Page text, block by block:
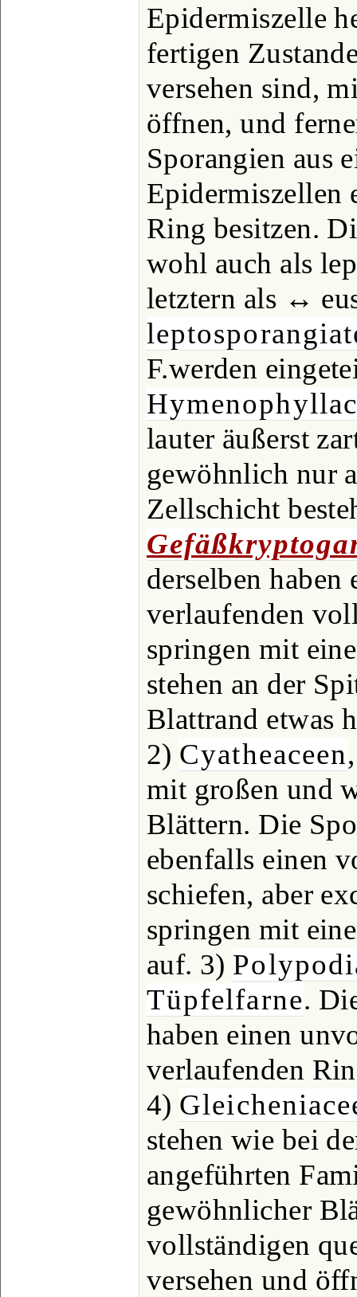
Epidermiszelle
fertigen
versehen sind,
öffnen, und
Sporangien aus
Epidermiszellen
Ring besitzen.
wohl auch als
letztern als ↔
F.werden
lauter äußerst
gewöhnlich nur
Zellschicht
derselben haben
verlaufenden
springen mit
stehen an der
Blattrand etwas
2) Cyatheaceen
mit großen und
Blättern. Die
ebenfalls einen
schiefen, aber
springen mit
auf. 3)
Tüpfelfarne.
haben einen
verlaufenden
4)
stehen wie bei
angeführten
gewöhnlicher
vollständigen
versehen und